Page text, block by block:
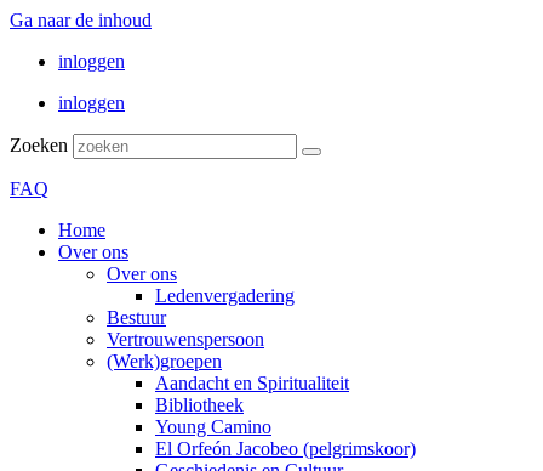
Ga naar de inhoud
inloggen
inloggen
Zoeken
FAQ
Home
Over ons
Over ons
Ledenvergadering
Bestuur
Vertrouwenspersoon
(Werk)groepen
Aandacht en Spiritualiteit
Bibliotheek
Young Camino
El Orfeón Jacobeo (pelgrimskoor)